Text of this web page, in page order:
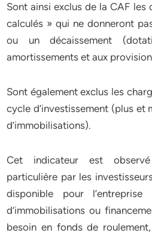
Sont ainsi exclus de la CAF les
calculés » qui ne donneront
ou un décaissement
amortissements et aux
Sont également exclus les
cycle d’investissement (plus et
d’immobilisations).
Cet indicateur est
particulière par les
disponible pour
d’immobilisations ou
besoin en fonds de